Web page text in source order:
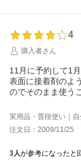
しかし、見た目の
水玉のような優し
中身を見せる事は
を求めるならば、
昼間に近所のスー
4
購入者さん
11月に予約して1
表面に接着剤のよ
のでそのまま使う
いは・・という
す。他の購入者の
て開きが少ないた
両サイドがあと５
クランボのチャ
くしてファスナー
実用品・普段使い｜
注文日：2009/11/25
3人が参考になったと